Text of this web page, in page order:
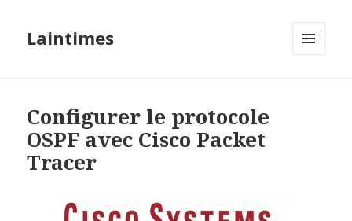
Laintimes
Configurer le protocole
OSPF avec Cisco Packet
Tracer